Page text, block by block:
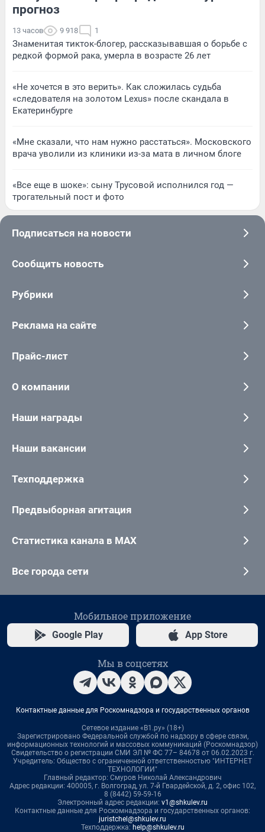
прогноз
13 часов 9 918 1
Знаменитая тикток-блогер, рассказывавшая о борьбе с
редкой формой рака, умерла в возрасте 26 лет
«Не хочется в это верить». Как сложилась судьба
«следователя на золотом Lexus» после скандала в
Екатеринбурге
«Мне сказали, что нам нужно расстаться». Московского
врача уволили из клиники из-за мата в личном блоге
«Все еще в шоке»: сыну Трусовой исполнился год —
трогательный пост и фото
Подписаться на новости
Сообщить новость
Рубрики
Реклама на сайте
Прайс-лист
О компании
Наши награды
Наши вакансии
Техподдержка
Предвыборная агитация
Статистика канала в MAX
Все города сети
Мобильное приложение
Google Play App Store
Мы в соцсетях
Контактные данные для Роскомнадзора и государственных органов
Сетевое издание «В1.ру» (18+)
Зарегистрировано Федеральной службой по надзору в сфере связи,
информационных технологий и массовых коммуникаций (Роскомнадзор)
Свидетельство о регистрации СМИ ЭЛ № ФС 77– 84678 от 06.02.2023 г.
Учредитель: Общество с ограниченной ответственностью "ИНТЕРНЕТ
ТЕХНОЛОГИИ"
Главный редактор: Смуров Николай Александрович
Адрес редакции: 400005, г. Волгоград, ул. 7-й Гвардейской, д. 2, офис 102,
8 (8442) 59-59-16
Электронный адрес редакции: v1@shkulev.ru
Контактные данные для Роскомнадзора и государственных органов:
juristchel@shkulev.ru
Техподдержка: help@shkulev.ru